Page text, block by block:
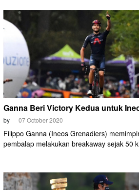
Ganna Beri Victory Kedua untuk
by 07 October 2020
Filippo Ganna (Ineos Grenadiers)
pembalap melakukan breakaway sejak 50
sukses menjuarai etape 5 Giro d'Italia
malam.